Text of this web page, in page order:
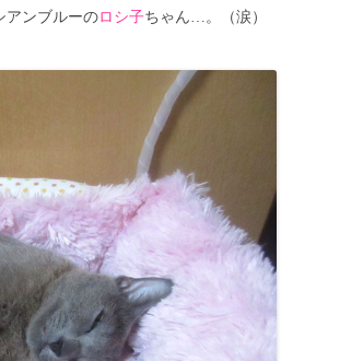
アンブルーのロシ子ちゃん…。（涙）